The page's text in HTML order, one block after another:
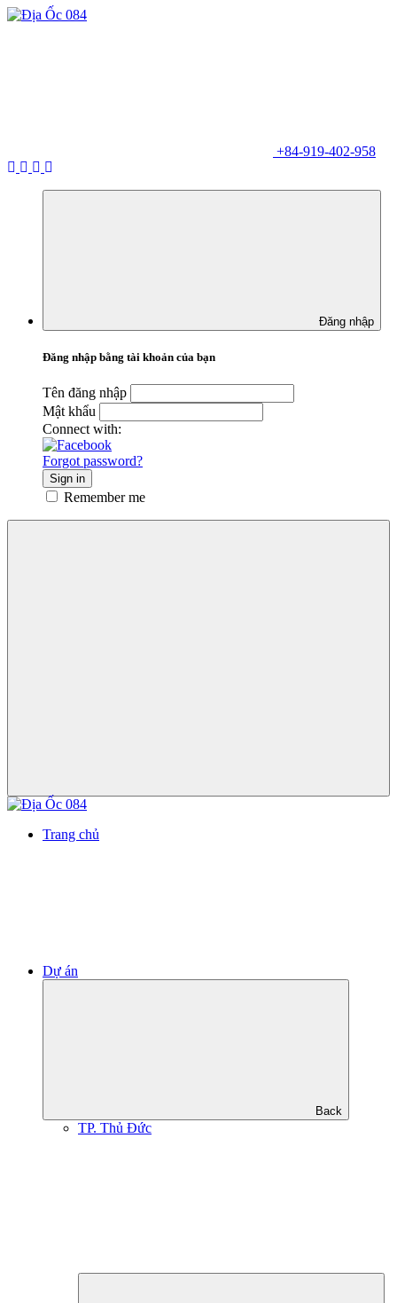
+84-919-402-958
Đăng nhập
Đăng nhập bằng tài khoản của bạn
Tên đăng nhập
Mật khẩu
Connect with:
Forgot password?
Sign in
Remember me
Trang chủ
Dự án
Back
TP. Thủ Đức